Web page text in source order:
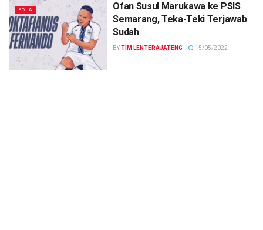
BOLA
Ofan Susul Marukawa ke PSIS
Semarang, Teka-Teki Terjawab
Sudah
BYTIM LENTERAJATENG 15/05/2022